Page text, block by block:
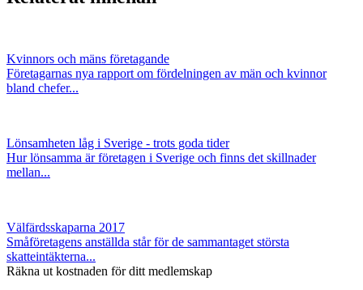
Kvinnors och mäns företagande
Företagarnas nya rapport om fördelningen av män och kvinnor
bland chefer...
Lönsamheten låg i Sverige - trots goda tider
Hur lönsamma är företagen i Sverige och finns det skillnader
mellan...
Välfärdsskaparna 2017
Småföretagens anställda står för de sammantaget största
skatteintäkterna...
Räkna ut kostnaden för ditt medlemskap